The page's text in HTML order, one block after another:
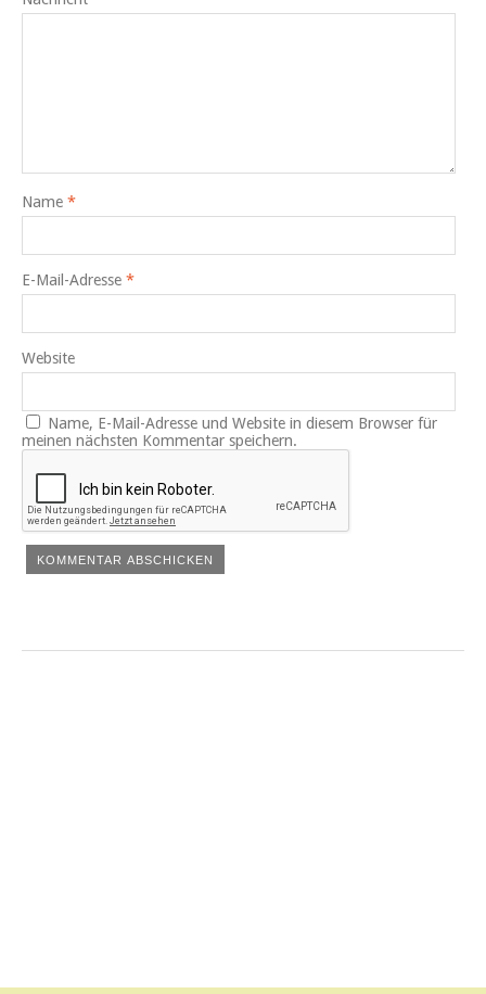
Name *
E-Mail-Adresse *
Website
Name, E-Mail-Adresse und Website in diesem Browser für
meinen nächsten Kommentar speichern.